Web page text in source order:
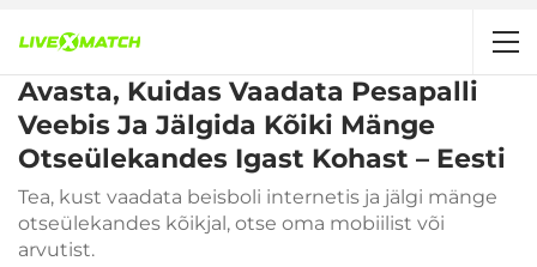
Avasta, Kuidas Vaadata Pesapalli
Veebis Ja Jälgida Kõiki Mänge
Otseülekandes Igast Kohast – Eesti
Tea, kust vaadata beisboli internetis ja jälgi mänge
otseülekandes kõikjal, otse oma mobiilist või
arvutist.